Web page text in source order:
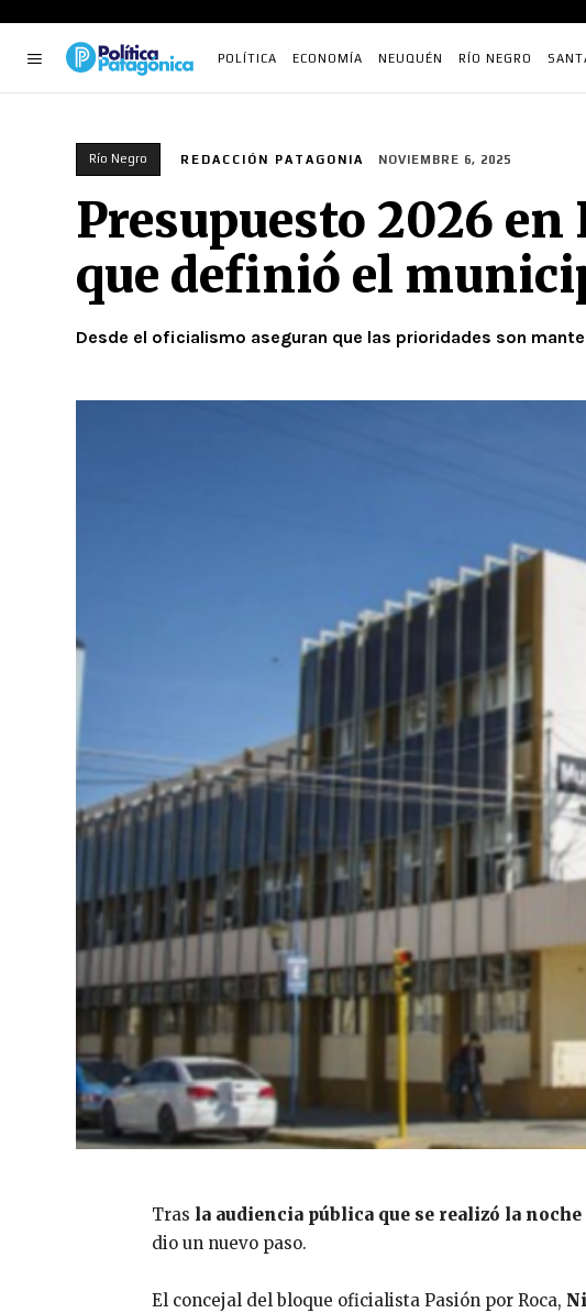
POLÍTICA ECONOMÍA NEUQUÉN RÍO NEGRO
Río Negro REDACCIÓN PATAGONIA NOVIEMBRE 6, 2025
Presupuesto 2026
que definió el
Desde el oficialismo aseguran que las prioridades son
Tras la audiencia pública que se realizó la
dio un nuevo paso.
El concejal del bloque oficialista Pasión por Roca,